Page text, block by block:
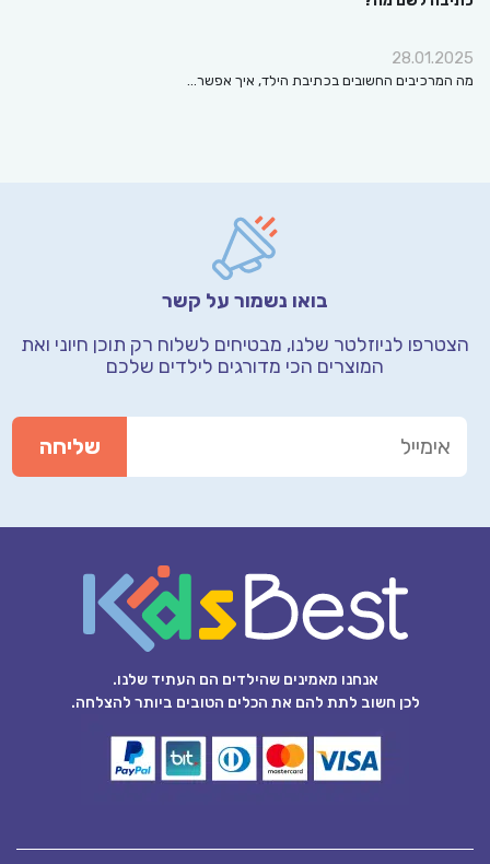
28.01.2025
מה המרכיבים החשובים בכתיבת הילד, איך אפשר…
בואו נשמור על קשר
הצטרפו לניוזלטר שלנו, מבטיחים לשלוח רק תוכן חיוני ואת
המוצרים הכי מדורגים לילדים שלכם
אנחנו מאמינים שהילדים הם העתיד שלנו.
לכן חשוב לתת להם את הכלים הטובים ביותר להצלחה.